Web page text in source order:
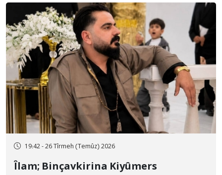
19:42 - 26 Tîrmeh (Temûz) 2026
Îlam; Binçavkirina Kiyûmers